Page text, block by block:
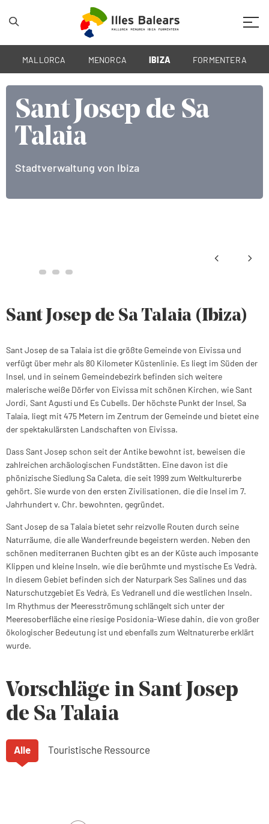
MALLORCA MENORCA IBIZA FORMENTERA
Sa
Sant
Sant Josep de Sa Talaia (Ibiza)
Sant Josep de sa Talaia ist die größte Gemeinde von Eivissa und
verfügt über mehr als 80 Kilometer Küstenlinie. Es liegt im Süden der
Insel, und in seinem Gemeindebezirk befinden sich weitere
malerische weiße Dörfer von Eivissa mit schönen Kirchen, wie Sant
Jordi, Sant Agustí und Es Cubells. Der höchste Punkt der Insel, Sa
Talaia, liegt mit 475 Metern im Zentrum der Gemeinde und bietet eine
der spektakulärsten Landschaften von Eivissa.
Dass Sant Josep schon seit der Antike bewohnt ist, beweisen die
zahlreichen archäologischen Fundstätten. Eine davon ist die
phönizische Siedlung Sa Caleta, die seit 1999 zum Weltkulturerbe
gehört. Sie wurde von den ersten Zivilisationen, die die Insel im 7.
Jahrhundert v. Chr. bewohnten, gegründet.
Sant Josep de sa Talaia bietet sehr reizvolle Routen durch seine
Naturräume, die alle Wanderfreunde begeistern werden. Neben den
schönen mediterranen Buchten gibt es an der Küste auch imposante
Klippen und kleine Inseln, wie die berühmte und mystische Es Vedrà.
In diesem Gebiet befinden sich der Naturpark Ses Salines und das
Naturschutzgebiet Es Vedrà, Es Vedranell und die westlichen Inseln.
Im Rhythmus der Meeresströmung schlängelt sich unter der
Meeresoberfläche eine riesige Posidonia-Wiese dahin, die von großer
ökologischer Bedeutung ist und ebenfalls zum Weltnaturerbe erklärt
wurde.
Vorschläge in Sant Josep
de Sa Talaia
Alle Touristische Ressource